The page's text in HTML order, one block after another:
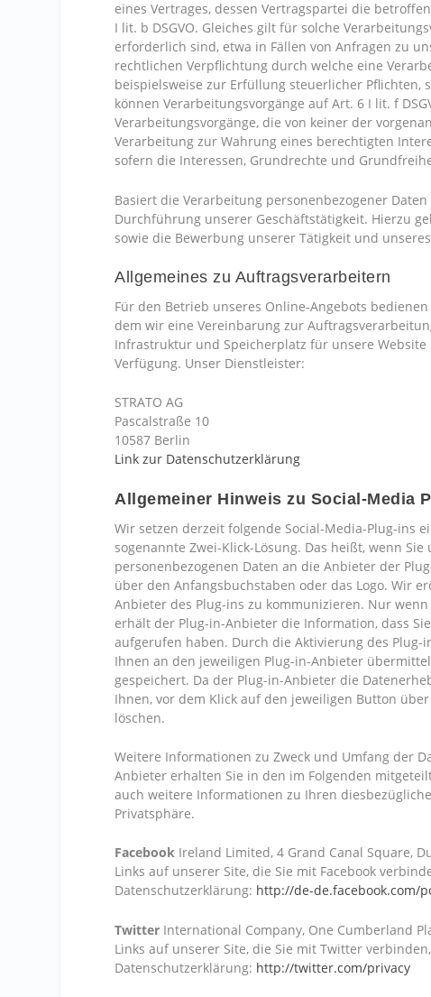
eines Vertrages, dessen Vertragspartei die
I lit. b DSGVO. Gleiches gilt für solche
erforderlich sind, etwa in Fällen von Anfragen zu
rechtlichen Verpflichtung durch welche eine
beispielsweise zur Erfüllung steuerlicher Pflichten,
können Verarbeitungsvorgänge auf Art. 6 I lit. f
Verarbeitungsvorgänge, die von keiner der
Verarbeitung zur Wahrung eines berechtigten
sofern die Interessen, Grundrechte und
Basiert die Verarbeitung personenbezogener
Durchführung unserer Geschäftstätigkeit. Hierzu
sowie die Bewerbung unserer Tätigkeit und
Allgemeines zu Auftragsverarbeitern
Für den Betrieb unseres Online-Angebots
dem wir eine Vereinbarung zur
Infrastruktur und Speicherplatz für unsere
Verfügung. Unser Dienstleister:
STRATO AG
Pascalstraße 10
10587 Berlin
Link zur Datenschutzerklärung
Allgemeiner Hinweis zu Social-Media
Wir setzen derzeit folgende Social-Media-Plug-ins
sogenannte Zwei-Klick-Lösung. Das heißt, wenn
personenbezogenen Daten an die Anbieter der
über den Anfangsbuchstaben oder das Logo. Wir
Anbieter des Plug-ins zu kommunizieren. Nur
erhält der Plug-in-Anbieter die Information, dass
aufgerufen haben. Durch die Aktivierung des Plug-
Ihnen an den jeweiligen Plug-in-Anbieter
gespeichert. Da der Plug-in-Anbieter die
Ihnen, vor dem Klick auf den jeweiligen Button
löschen.
Weitere Informationen zu Zweck und Umfang der
Anbieter erhalten Sie in den im Folgenden
auch weitere Informationen zu Ihren
Privatsphäre.
Facebook Ireland Limited, 4 Grand Canal Square,
Links auf unserer Site, die Sie mit Facebook
Datenschutzerklärung: http://de-de.facebook.com/
Twitter International Company, One Cumberland
Links auf unserer Site, die Sie mit Twitter
Datenschutzerklärung: http://twitter.com/privacy